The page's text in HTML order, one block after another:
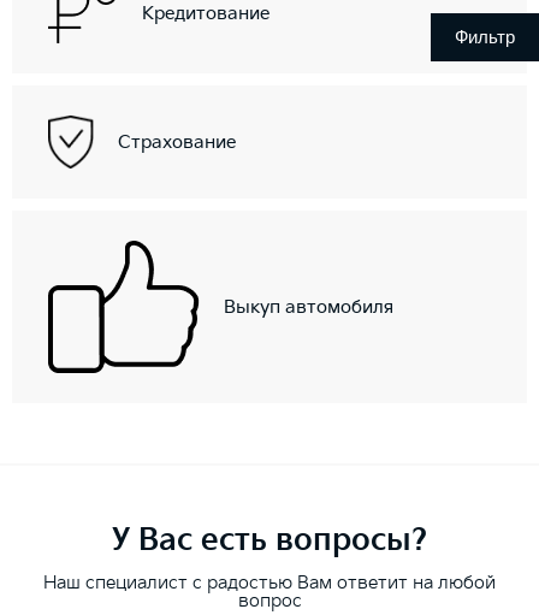
Фильтр
Кредитование
Страхование
Выкуп автомобиля
У Вас есть вопросы?
Наш специалист с радостью Вам ответит на любой
вопрос